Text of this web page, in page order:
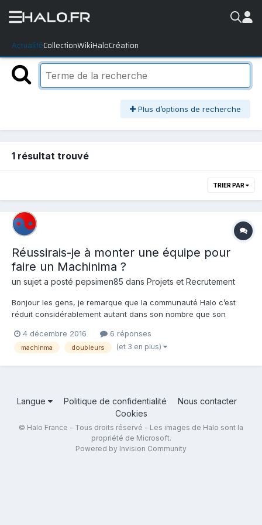
ActualitéCollectionWikiHaloCréation
Plus d’options de recherche
1 résultat trouvé
TRIER PAR
Réussirais-je à monter une équipe pour
faire un Machinima ?
un sujet a posté pepsimen85 dans Projets et Recrutement
Bonjour les gens, je remarque que la communauté Halo c’est
réduit considérablement autant dans son nombre que son
Machinima sans être comblé ! Et oui je n’aurais donc pas le
choix de tenter de me lancer dans la création de Machinima....
4 décembre 2016 6 réponses
machinma doubleurs (et 3 en plus)
Langue Politique de confidentialité
Nous contacter
Cookies
© Halo France - Tous droits réservé - Les images de Halo sont la
propriété de Microsoft.
Powered by Invision Community